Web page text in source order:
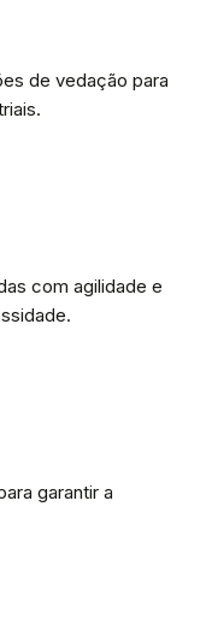
de vedação para
com agilidade e
garantir a